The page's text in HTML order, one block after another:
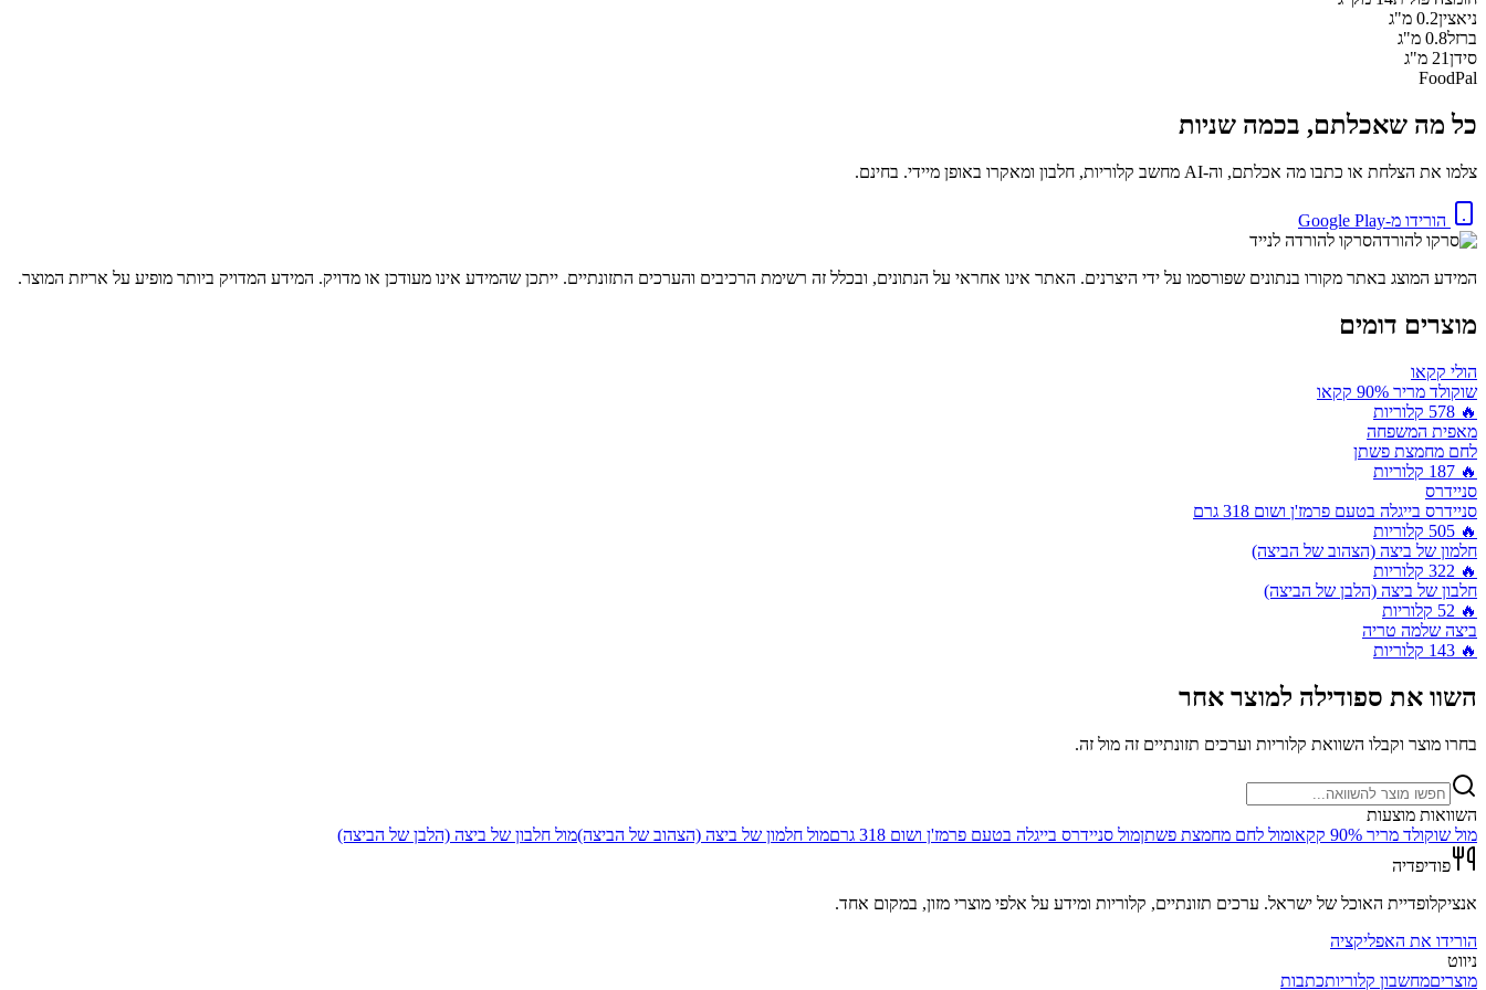
ניאצין0.2 מ"ג
ברזל0.8 מ"ג
סידן21 מ"ג
FoodPal
כל מה שאכלתם, בכמה שניות
צלמו את הצלחת או כתבו מה אכלתם, וה-AI מחשב קלוריות, חלבון ומאקרו באופן מיידי. בחינם.
הורידו מ-Google Play
סרקו להורדה לנייד
המידע המוצג באתר מקורו בנתונים שפורסמו על ידי היצרנים. האתר אינו אחראי על הנתונים, ובכלל זה רשימת הרכיבים והערכים התזונתיים. ייתכן שהמידע אינו מעודכן או מדויק. המידע המדויק ביותר מופיע על אריזת המוצר.
מוצרים דומים
הולי קקאו
שוקולד מריר 90% קקאו
🔥
578 קלוריות
מאפית המשפחה
לחם מחמצת פשתן
🔥
187 קלוריות
סניידרס
סניידרס בייגלה בטעם פרמז'ן ושום 318 גרם
🔥
505 קלוריות
חלמון של ביצה (הצהוב של הביצה)
🔥
322 קלוריות
חלבון של ביצה (הלבן של הביצה)
🔥
52 קלוריות
ביצה שלמה טריה
🔥
143 קלוריות
השוו את ספודילה למוצר אחר
בחרו מוצר וקבלו השוואת קלוריות וערכים תזונתיים זה מול זה.
השוואות מוצעות
מול שוקולד מריר 90% קקאו מול לחם מחמצת פשתןמול סניידרס בייגלה בטעם פרמז'ן ושום 318 גרם מול חלמון של ביצה (הצהוב של הביצה)מול חלבון של ביצה (הלבן של הביצה)
פודיפדיה
אנציקלופדיית האוכל של ישראל. ערכים תזונתיים, קלוריות ומידע על אלפי מוצרי מזון, במקום אחד.
הורידו את האפליקציה
ניווט
מוצריםמחשבון קלוריותכתבות